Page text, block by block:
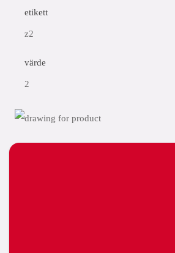
etikett
z2
värde
2